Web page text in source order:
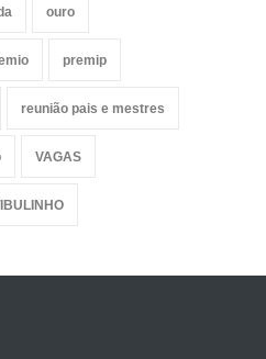
ouro
premip
reunião pais e mestres
VAGAS